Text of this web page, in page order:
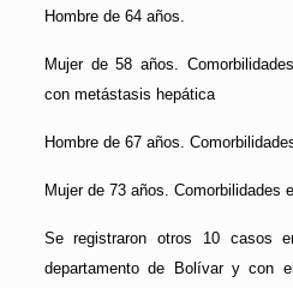
Hombre de 64 años.
Mujer de 58 años.
con metástasis hepática
Hombre de 67 años.
Mujer de 73 años. Comorbilidades
Se registraron otros 10 casos
departamento de Bolívar y con